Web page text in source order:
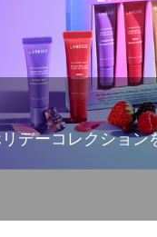
デーコレクション